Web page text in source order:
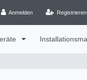
Anmelden Registrieren